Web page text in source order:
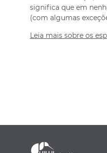
significa que em
(com algumas
Leia mais sobre os